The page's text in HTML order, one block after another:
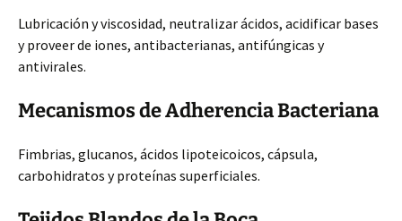
Lubricación y viscosidad, neutralizar ácidos, acidificar bases
y proveer de iones, antibacterianas, antifúngicas y
antivirales.
Mecanismos de Adherencia Bacteriana
Fimbrias, glucanos, ácidos lipoteicoicos, cápsula,
carbohidratos y proteínas superficiales.